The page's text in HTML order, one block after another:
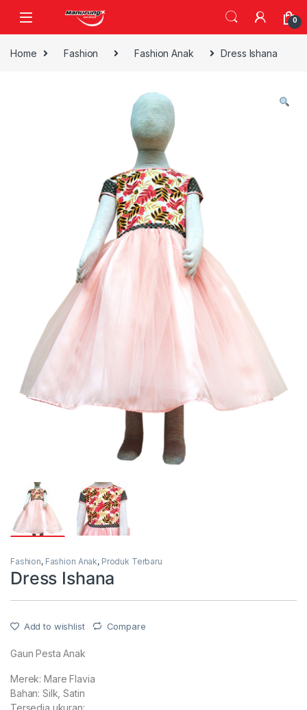
0
Home Fashion Fashion Anak Dress Ishana
Fashion, Fashion Anak, Produk Terbaru
Dress Ishana
Add to wishlist Compare
Gaun Pesta Anak
Merek: Mare Flavia
Bahan: Silk, Satin